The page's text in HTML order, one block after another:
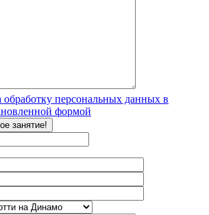
обработку персональных данных в
формой
занятие!